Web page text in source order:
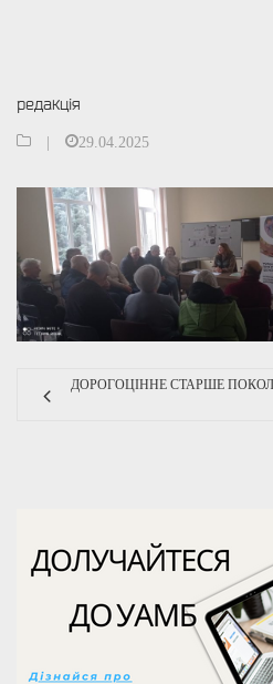
редакція
29.04.2025
ДОРОГОЦІННЕ СТАРШЕ